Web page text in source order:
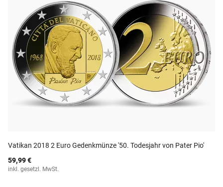
Vatikan 2018 2 Euro Gedenkmünze '50. Todesjahr von Pater Pio'
59,99 €
inkl. gesetzl. MwSt.